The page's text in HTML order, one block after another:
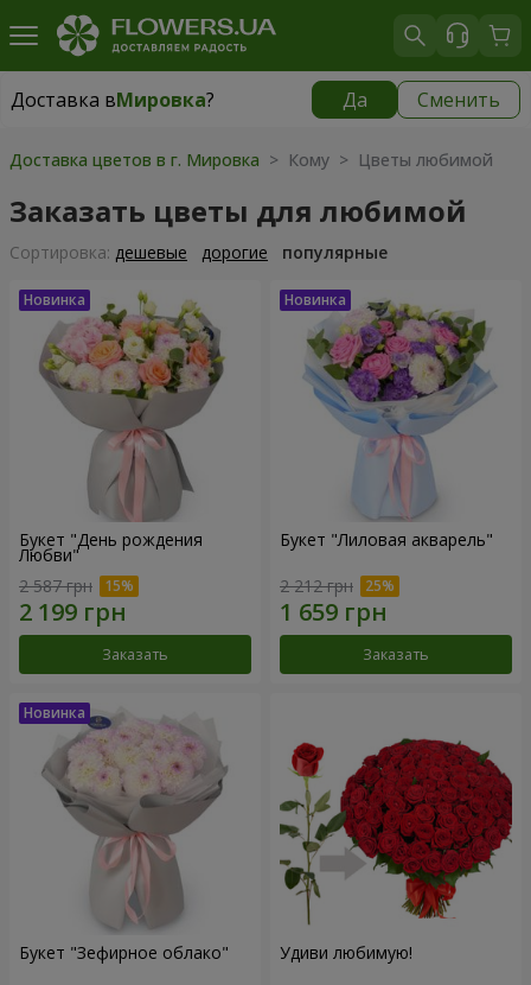
Доставка вМировка? Да Сменить
Доставка вМировка|
Доставка цветов в г. Мировка > Кому > Цветы любимой
Заказать цветы для любимой
Cортировка: дешевые дорогие популярные
Букет "День рождения
Любви"
2 587 грн
Заказать
Букет "Лиловая акварель"
2 212 грн
Заказать
Букет "Зефирное облако" Удиви любимую!